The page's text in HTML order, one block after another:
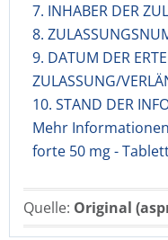
7. INHABER DER
8.
9. DATUM DER
ZULASSUNG/
10. STAND DER
Mehr
forte 50 mg -
Quelle: Original